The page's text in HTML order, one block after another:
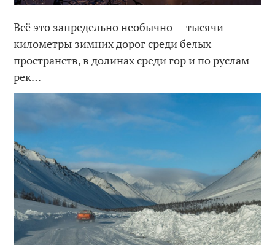
Всё это запредельно необычно — тысячи
километры зимних дорог среди белых
пространств, в долинах среди гор и по руслам
рек…